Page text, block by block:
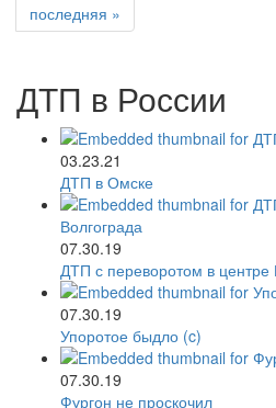
последняя »
ДТП в России
03.23.21
ДТП в Омске
07.30.19
ДТП с переворотом в центре
07.30.19
Упоротое быдло (c)
07.30.19
Фургон не проскочил